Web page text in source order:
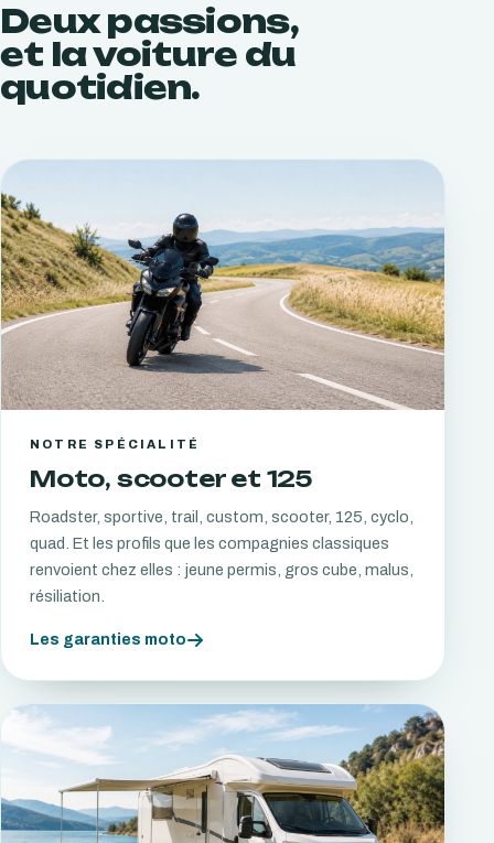
Deux passions,
et la voiture du
quotidien.
NOTRE SPÉCIALITÉ
Moto, scooter et 125
Roadster, sportive, trail, custom, scooter, 125, cyclo,
quad. Et les profils que les compagnies classiques
renvoient chez elles : jeune permis, gros cube, malus,
résiliation.
Les garanties moto